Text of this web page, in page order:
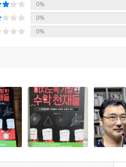
아 도서관이 불에 탄 이후 학문의 중
대륙에 비해 100년이나 뒤처진 이
떨어져 직관적으로 다가오는 수학
0%
0%
0%
7